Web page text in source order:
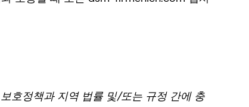
호정책과 지역 법률 및/또는 규정 간에 충